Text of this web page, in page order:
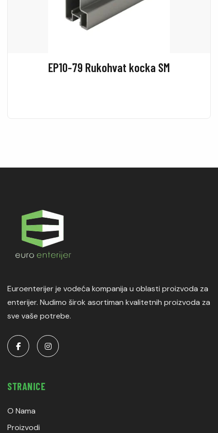
EP10-79 Rukohvat kocka SM
Euroenterijer je vodeća kompanija u oblasti proizvoda za
enterijer. Nudimo širok asortiman kvalitetnih proizvoda za
sve vaše potrebe.
STRANICE
O Nama
Proizvodi